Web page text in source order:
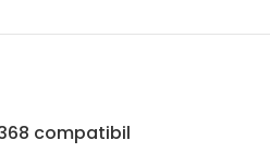
compatibil